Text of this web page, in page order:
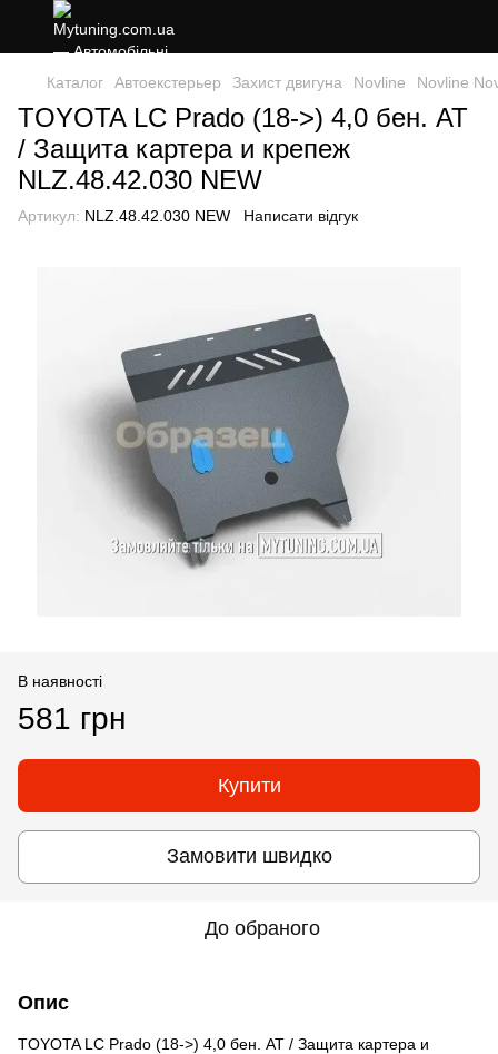
Каталог Автоекстерьер Захист двигуна Novline Novline
TOYOTA LC Prado (18->) 4,0 бен. AT
/ Защита картера и крепеж
NLZ.48.42.030 NEW
Артикул: NLZ.48.42.030 NEW Написати відгук
В наявності
581 грн
Купити
Замовити швидко
До обраного
Опис
TOYOTA LC Prado (18->) 4,0 бен. AT / Защита картера и